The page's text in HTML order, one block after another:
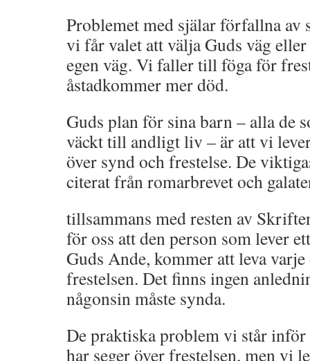
Problemet med själar förfallna av
vi får valet att välja Guds väg
egen väg. Vi faller till föga för
åstadkommer mer död.
Guds plan för sina barn – alla de
väckt till andligt liv – är att vi
över synd och frestelse. De
citerat från romarbrevet och
tillsammans med resten av
för oss att den person som lever
Guds Ande, kommer att leva varje
frestelsen. Det finns ingen
någonsin måste synda.
De praktiska problem vi står
har seger över frestelsen, men vi